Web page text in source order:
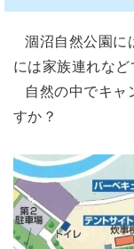
涸沼自然公園に
には家族連れなど
自然の中でキャ
すか？